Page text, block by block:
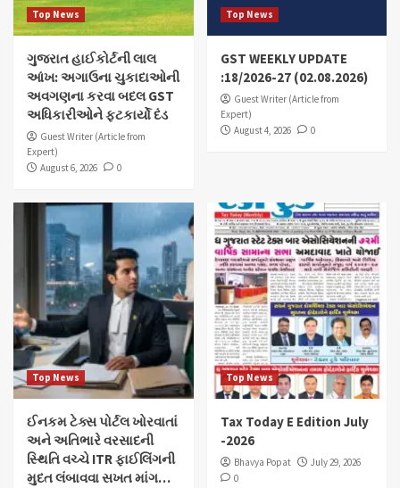
Top News
ગુજરાત હાઈકોર્ટની લાલ
આંખ: અગાઉના ચુકાદાઓની
અવગણના કરવા બદલ GST
અધિકારીઓને ફટકાર્યો દંડ
Guest Writer (Article from
Expert)
August 6, 2026
0
Top News
GST WEEKLY UPDATE
:18/2026-27 (02.08.2026)
Guest Writer (Article from
Expert)
August 4, 2026
0
Top News
ઈનકમ ટેક્સ પોર્ટલ ખોરવાતાં
અને અતિભારે વરસાદની
સ્થિતિ વચ્ચે ITR ફાઈલિંગની
મુદત લંબાવવા સખત માંગ…
Top News
Tax Today E Edition July
-2026
Bhavya Popat
July 29, 2026
0